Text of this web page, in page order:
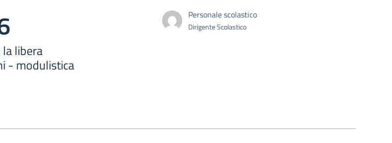
libera
- modulistica
Personale scolastico
Dirigente Scolastico